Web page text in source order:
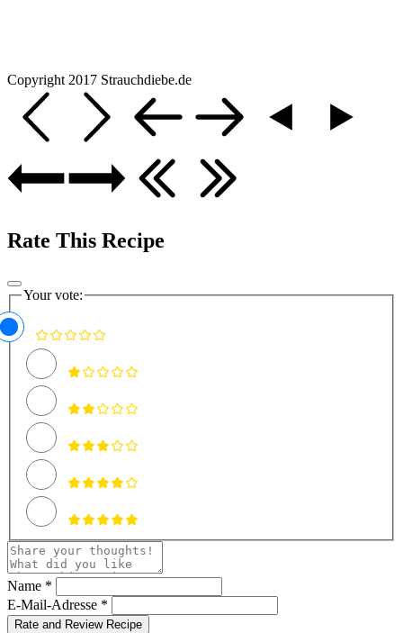
Copyright 2017 Strauchdiebe.de
Rate This Recipe
Your vote:
Name *
E-Mail-Adresse *
Rate and Review Recipe